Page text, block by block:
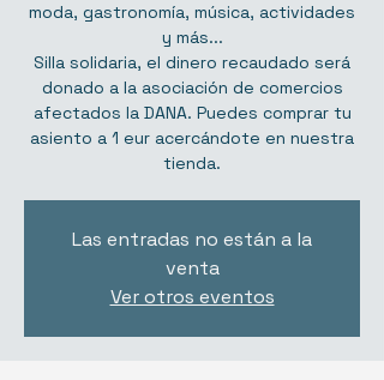
moda, gastronomía, música, actividades
y más...
Silla solidaria, el dinero recaudado será
donado a la asociación de comercios
afectados la DANA. Puedes comprar tu
asiento a 1 eur acercándote en nuestra
tienda.
Las entradas no están a la
venta
Ver otros eventos